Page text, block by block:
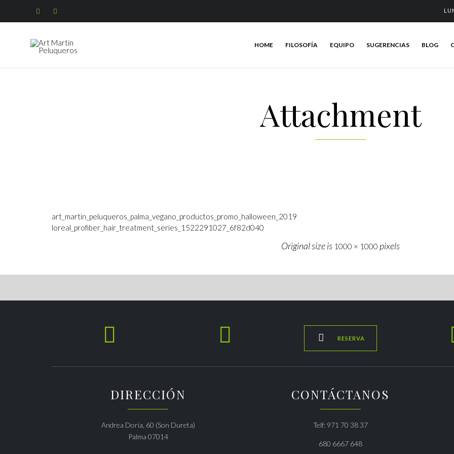
 
HOME FILOSOFÍA EQUIPO SUGERENCIAS BLOG
Attachment
art_martin_peluqueros_palma_vegano_productos_promo_halloween_2019
loreal_profiber_hair_treatment_series_1522291027_6f82d040
Original size is 1000 × 1000 pixels
   RESERVA
DIRECCIÓN
Andrea Doria, 60 (Son Dureta)
Palma 07014
CONTÁCTANOS
Telf: 971 70 38 37
680 6667 648